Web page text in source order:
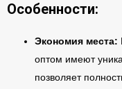
Особенности:
Экономия места:
оптом имеют
позволяет